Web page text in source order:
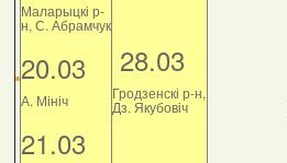
Маларыцкі р-
н, С. Абрамчук
20.03
А. Мініч
21.03
28.03
Гродзенскі р-н,
Дз. Якубовіч